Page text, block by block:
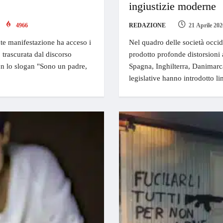
4966
manifestazione ha acceso i
dal discorso
lo slogan "Sono un padre,
ingiustizie moderne
REDAZIONE 21 Aprile
Nel quadro delle società
prodotto profonde
Spagna, Inghilterra,
legislative hanno introdotto